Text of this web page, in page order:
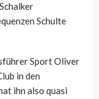
Schulte
Sport Oliver
in den
ihn also quasi